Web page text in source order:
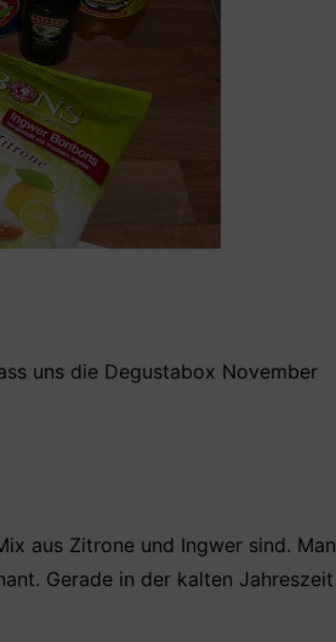
uns die Degustabox November
aus Zitrone und Ingwer sind. Man
Gerade in der kalten Jahreszeit